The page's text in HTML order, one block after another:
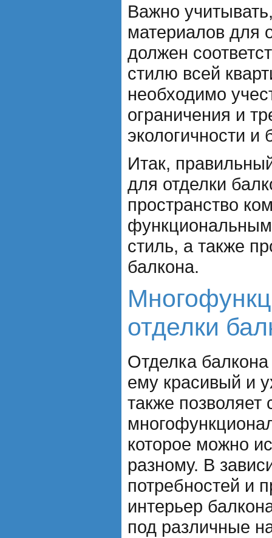
Важно
материалов для
должен
стилю всей
необходимо
ограничения и
экологичности и
Итак,
для отделки
пространство
стиль, а также
балкона.
отделки
Отделка
ему красивый и
также позволяет
которое можно
разному. В
потребностей и
интерьер
под различные